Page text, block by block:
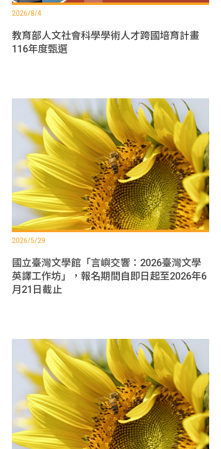
2026/8/4
教育部人文社會科學學術人才跨國培育計畫
116年度甄選
2026/5/29
國立臺灣文學館「言嶼交響：2026臺灣文學
英譯工作坊」，報名期間自即日起至2026年6
月21日截止